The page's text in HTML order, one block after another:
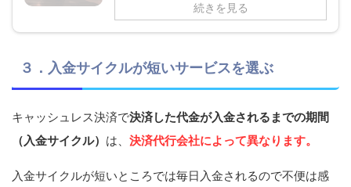
続きを見る
３．入金サイクルが短いサービスを選ぶ
キャッシュレス決済で決済した代金が入金されるまでの期間
（入金サイクル） は、 決済代行会社によって異なります。
入金サイクルが短いところでは毎日入金されるので不便は感